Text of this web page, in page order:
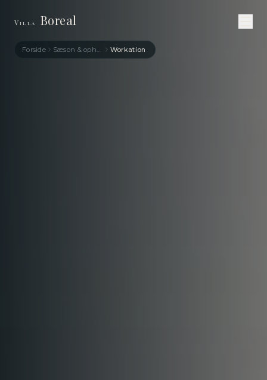
Forside Sæson & ophold Workation
Villa Boreal